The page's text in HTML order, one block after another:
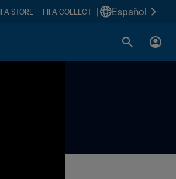
STORE FIFA COLLECT Español